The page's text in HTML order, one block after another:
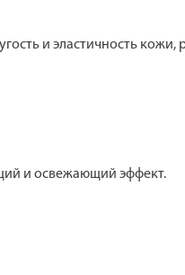
и эластичность
и освежающий эффект.